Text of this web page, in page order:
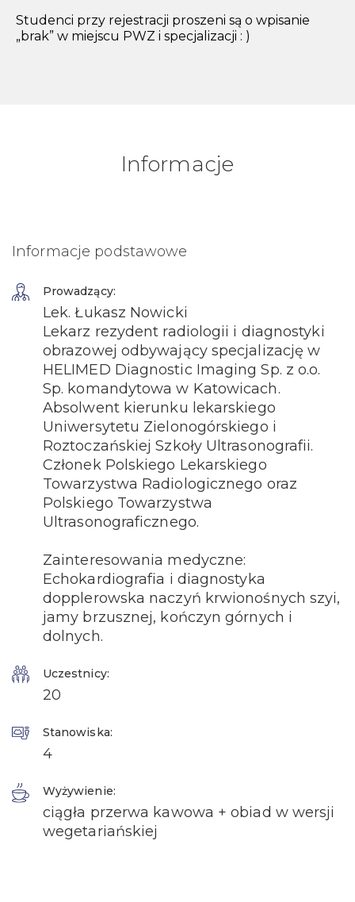
Studenci przy rejestracji proszeni są o wpisanie
„brak” w miejscu PWZ i specjalizacji : )
Informacje
Informacje podstawowe
Prowadzący:
Lek. Łukasz Nowicki
Lekarz rezydent radiologii i diagnostyki
obrazowej odbywający specjalizację w
HELIMED Diagnostic Imaging Sp. z o.o.
Sp. komandytowa w Katowicach.
Absolwent kierunku lekarskiego
Uniwersytetu Zielonogórskiego i
Roztoczańskiej Szkoły Ultrasonografii.
Członek Polskiego Lekarskiego
Towarzystwa Radiologicznego oraz
Polskiego Towarzystwa
Ultrasonograficznego.
Zainteresowania medyczne:
Echokardiografia i diagnostyka
dopplerowska naczyń krwionośnych szyi,
jamy brzusznej, kończyn górnych i
dolnych.
Uczestnicy:
20
Stanowiska:
4
Wyżywienie:
ciągła przerwa kawowa + obiad w wersji
wegetariańskiej